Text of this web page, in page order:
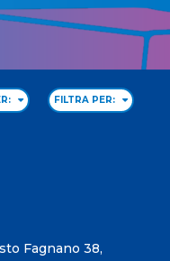
FILTRA PER:
Fagnano 38,